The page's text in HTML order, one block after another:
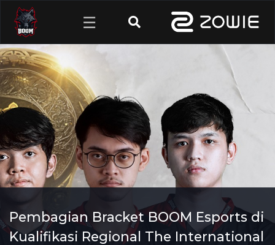
☰
Pembagian Bracket BOOM Esports di
Kualifikasi Regional The International